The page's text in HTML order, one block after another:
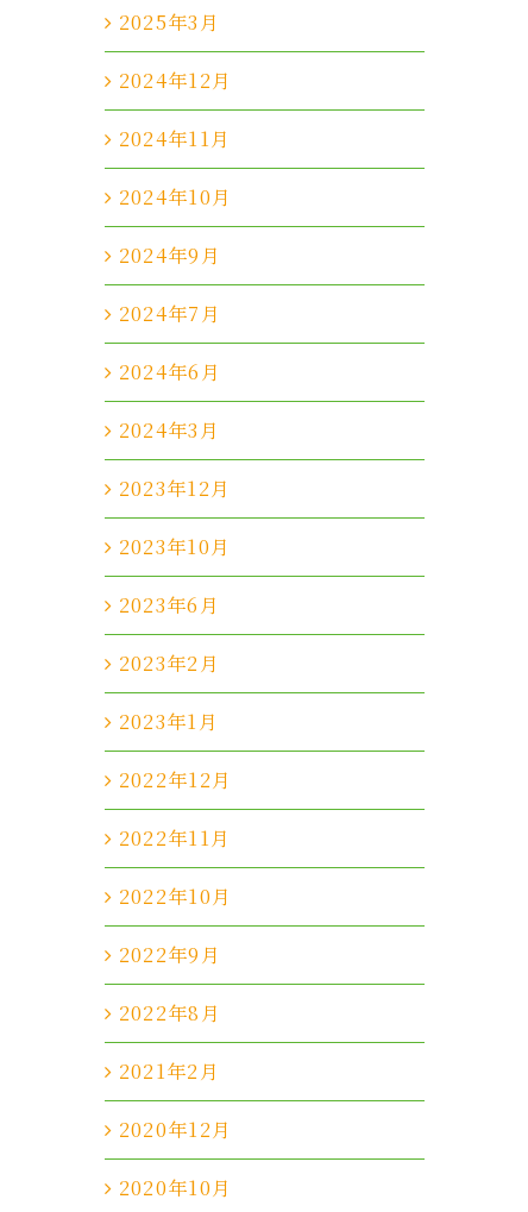
2025年3月
2024年12月
2024年11月
2024年10月
2024年9月
2024年7月
2024年6月
2024年3月
2023年12月
2023年10月
2023年6月
2023年2月
2023年1月
2022年12月
2022年11月
2022年10月
2022年9月
2022年8月
2021年2月
2020年12月
2020年10月